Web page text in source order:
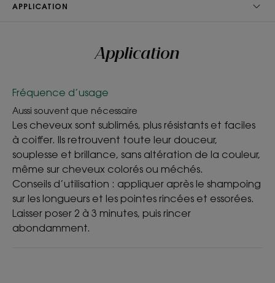
En protégeant et réparant la fibre capillaire, le
Résultat : des cheveux plus brillants, plus résistants,
et 68 % de casse en moins**
Bénéfices
- Double protection : cet après-shampoing offre
une protection complète, à la fois interne et
externe, pour défendre la fibre capillaire des
agressions estivales (soleil, mer, sable, chlore…).
- Réparation : sa texture onctueuse, enrichie en
APPLICATION
Application
Fréquence d’usage
Aussi souvent que nécessaire
Les cheveux sont sublimés, plus résistants et faciles
à coiffer. Ils retrouvent toute leur douceur,
souplesse et brillance, sans altération de la couleur,
même sur cheveux colorés ou méchés.
Conseils d’utilisation : appliquer après le shampoing
sur les longueurs et les pointes rincées et essorées.
Laisser poser 2 à 3 minutes, puis rincer
abondamment.